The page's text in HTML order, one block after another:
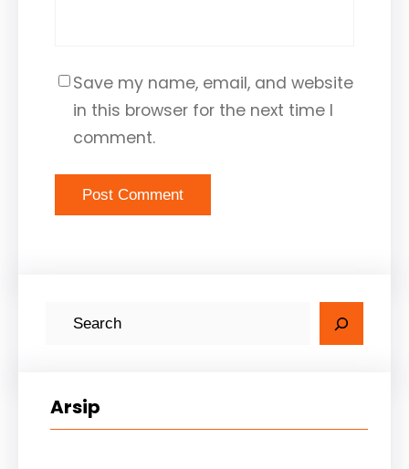
Save my name, email, and website
in this browser for the next time I
comment.
Arsip